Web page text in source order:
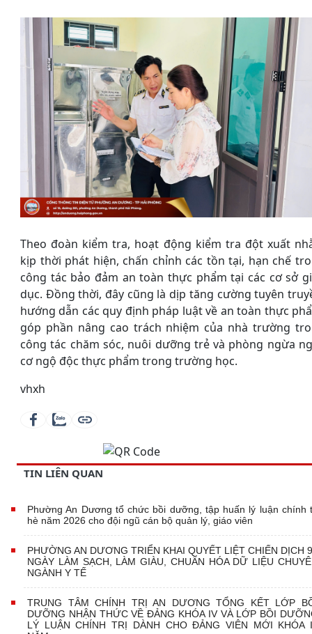
Theo đoàn kiểm tra, hoạt động kiểm tra đột xuất
kịp thời phát hiện, chấn chỉnh các tồn tại, hạn chế
công tác bảo đảm an toàn thực phẩm tại các cơ sở
dục. Đồng thời, đây cũng là dịp tăng cường tuyên
hướng dẫn các quy định pháp luật về an toàn thực
góp phần nâng cao trách nhiệm của nhà trường
công tác chăm sóc, nuôi dưỡng trẻ và phòng ngừa
cơ ngộ độc thực phẩm trong trường học.
vhxh
TIN LIÊN QUAN
Phường An Dương tổ chức bồi dưỡng, tập huấn lý luận chính
hè năm 2026 cho đội ngũ cán bộ quản lý, giáo viên
PHƯỜNG AN DƯƠNG TRIỂN KHAI QUYẾT LIỆT CHIẾN DỊCH
NGÀY LÀM SẠCH, LÀM GIÀU, CHUẨN HÓA DỮ LIỆU
NGÀNH Y TẾ
TRUNG TÂM CHÍNH TRỊ AN DƯƠNG TỔNG KẾT LỚP
DƯỠNG NHẬN THỨC VỀ ĐẢNG KHÓA IV VÀ LỚP BỒI
LÝ LUẬN CHÍNH TRỊ DÀNH CHO ĐẢNG VIÊN MỚI KHÓA